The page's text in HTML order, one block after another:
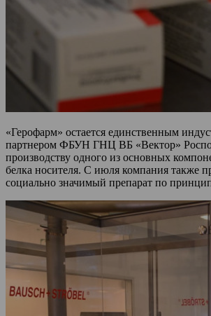
«Герофарм» остается единственным
партнером ФБУН ГНЦ ВБ «Вектор»
производству одного из основных
белка носителя. С июля компания также
социально значимый препарат по